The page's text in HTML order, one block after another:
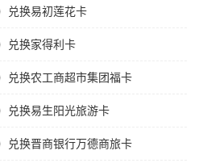
兑换易初莲花卡
兑换家得利卡
兑换农工商超市集团福卡
兑换易生阳光旅游卡
兑换晋商银行万德商旅卡